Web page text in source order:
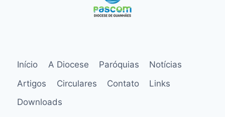
Início A Diocese Paróquias
Notícias
Artigos
Circulares Contato
Links
Downloads